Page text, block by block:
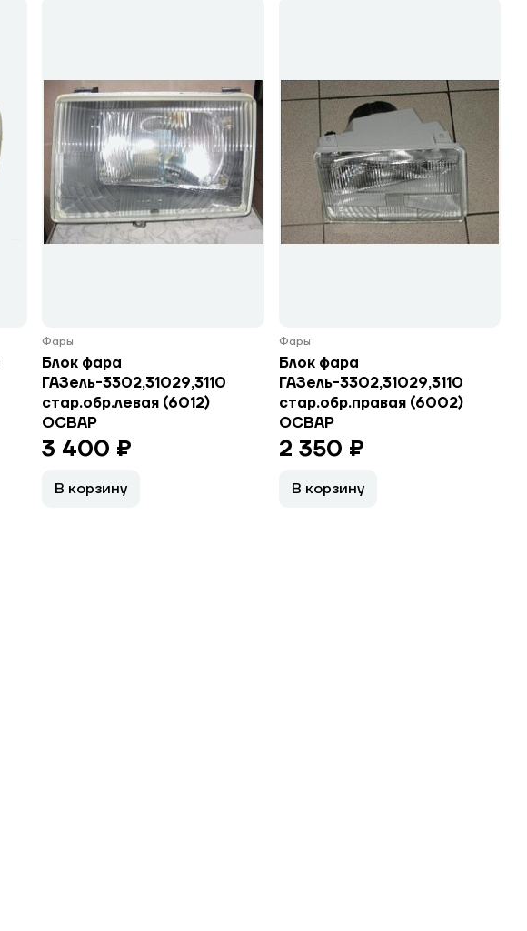
Фары
Блок фара
ГАЗель-3302,31029,3110
стар.обр.левая (6012)
ОСВАР
3 400 ₽
В корзину
Фары
Блок фара
ГАЗель-3302,31029,3110
стар.обр.правая (6002)
ОСВАР
2 350 ₽
В корзину